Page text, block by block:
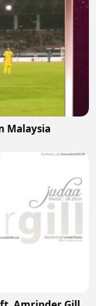
Malaysia